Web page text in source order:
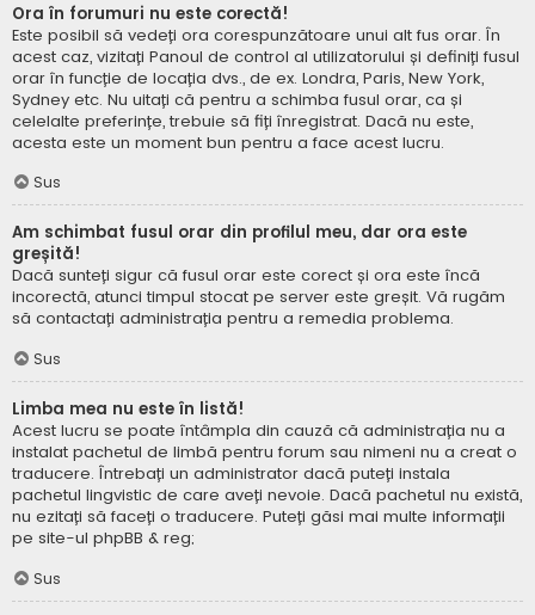
Ora în forumuri nu este corectă!
Este posibil să vedeți ora corespunzătoare unui alt fus orar. În
acest caz, vizitați Panoul de control al utilizatorului și definiți fusul
orar în funcție de locația dvs., de ex. Londra, Paris, New York,
Sydney etc. Nu uitați că pentru a schimba fusul orar, ca și
celelalte preferințe, trebuie să fiți înregistrat. Dacă nu este,
acesta este un moment bun pentru a face acest lucru.
Sus
Am schimbat fusul orar din profilul meu, dar ora este
greșită!
Dacă sunteți sigur că fusul orar este corect și ora este încă
incorectă, atunci timpul stocat pe server este greșit. Vă rugăm
să contactați administrația pentru a remedia problema.
Sus
Limba mea nu este în listă!
Acest lucru se poate întâmpla din cauză că administrația nu a
instalat pachetul de limbă pentru forum sau nimeni nu a creat o
traducere. Întrebați un administrator dacă puteți instala
pachetul lingvistic de care aveți nevoie. Dacă pachetul nu există,
nu ezitați să faceți o traducere. Puteți găsi mai multe informații
pe site-ul phpBB & reg;
Sus